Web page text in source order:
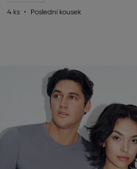
4 ks Poslední kousek